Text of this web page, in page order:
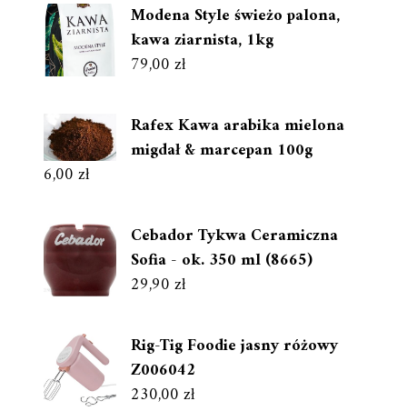
Modena Style świeżo palona,
kawa ziarnista, 1kg
79,00zł
Rafex Kawa arabika mielona
migdał & marcepan 100g
6,00zł
Cebador Tykwa Ceramiczna
Sofia - ok. 350 ml (8665)
29,90zł
Rig-Tig Foodie jasny różowy
Z006042
230,00zł